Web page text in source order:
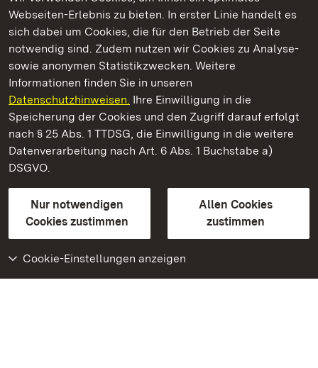
Webseiten-Erlebnis zu bieten. In erster Linie handelt es
sich dabei um Cookies, die für den Betrieb der Seite
notwendig sind. Zudem nutzen wir Cookies zu Analyse-
sowie anonymen Statistikzwecken. Weitere
Informationen finden Sie in unseren
Datenschutzhinweisen. Ihre Einwilligung in die
Speicherung der Cookies und den Zugriff darauf erfolgt
nach § 25 Abs. 1 TTDSG, die Einwilligung in die weitere
Datenverarbeitung nach Art. 6 Abs. 1 Buchstabe a)
DSGVO.
Nur notwendigen
Cookies zustimmen
Allen Cookies
zustimmen
Cookie-Einstellungen anzeigen
Kommen. Staunen. Genießen.
Fürstenhäusle Meersburg
Staatliche Schlösser und Gärten Baden-Württemberg
Kontakt
GebärdenspracheLeichte Sprache
Erklärung zur Barrierefreiheit
BITV-konform (geprüfte Seiten)
Weiteres